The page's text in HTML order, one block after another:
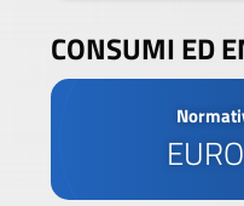
CONSUMI ED